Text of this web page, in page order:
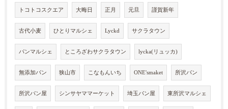
トコトコスクエア 大晦日 正月 元旦 謹賀新年
古代小麦 ひとりマルシェ Lyckd サクラタウン
パンマルシェ ところざわサクラタウン lycka(リュッカ)
無添加パン 狭山市 こなもんいち ONE'smaket 所沢パン
所沢パン屋 シンサヤママーケット 埼玉パン屋 東所沢マルシェ